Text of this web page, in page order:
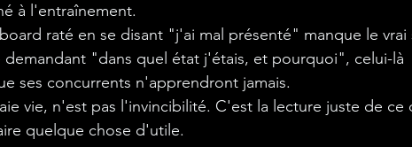
à l'entraînement.
raté en se disant "j'ai mal présenté" manque le vrai
"dans quel état j'étais, et pourquoi", celui-là
ses concurrents n'apprendront jamais.
vie, n'est pas l'invincibilité. C'est la lecture juste de ce
quelque chose d'utile.